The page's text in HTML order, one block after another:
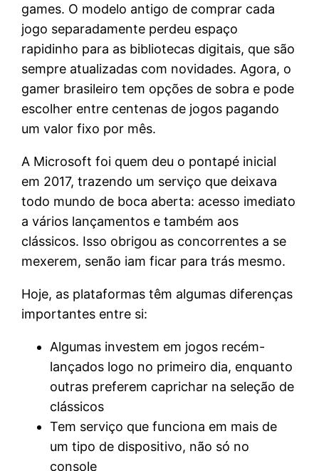
games. O modelo antigo de comprar cada
jogo separadamente perdeu espaço
rapidinho para as bibliotecas digitais, que são
sempre atualizadas com novidades. Agora, o
gamer brasileiro tem opções de sobra e pode
escolher entre centenas de jogos pagando
um valor fixo por mês.
A Microsoft foi quem deu o pontapé inicial
em 2017, trazendo um serviço que deixava
todo mundo de boca aberta: acesso imediato
a vários lançamentos e também aos
clássicos. Isso obrigou as concorrentes a se
mexerem, senão iam ficar para trás mesmo.
Hoje, as plataformas têm algumas diferenças
importantes entre si:
Algumas investem em jogos recém-
lançados logo no primeiro dia, enquanto
outras preferem caprichar na seleção de
clássicos
Tem serviço que funciona em mais de
um tipo de dispositivo, não só no
console